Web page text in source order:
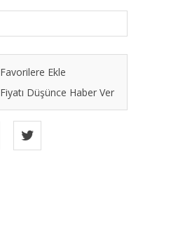
Favorilere Ekle
Fiyatı Düşünce Haber Ver